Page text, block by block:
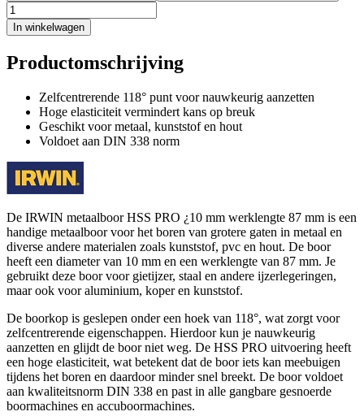
In winkelwagen
Productomschrijving
Zelfcentrerende 118° punt voor nauwkeurig aanzetten
Hoge elasticiteit vermindert kans op breuk
Geschikt voor metaal, kunststof en hout
Voldoet aan DIN 338 norm
De IRWIN metaalboor HSS PRO ¿10 mm werklengte 87 mm is een
handige metaalboor voor het boren van grotere gaten in metaal en
diverse andere materialen zoals kunststof, pvc en hout. De boor
heeft een diameter van 10 mm en een werklengte van 87 mm. Je
gebruikt deze boor voor gietijzer, staal en andere ijzerlegeringen,
maar ook voor aluminium, koper en kunststof.
De boorkop is geslepen onder een hoek van 118°, wat zorgt voor
zelfcentrerende eigenschappen. Hierdoor kun je nauwkeurig
aanzetten en glijdt de boor niet weg. De HSS PRO uitvoering heeft
een hoge elasticiteit, wat betekent dat de boor iets kan meebuigen
tijdens het boren en daardoor minder snel breekt. De boor voldoet
aan kwaliteitsnorm DIN 338 en past in alle gangbare gesnoerde
boormachines en accuboormachines.